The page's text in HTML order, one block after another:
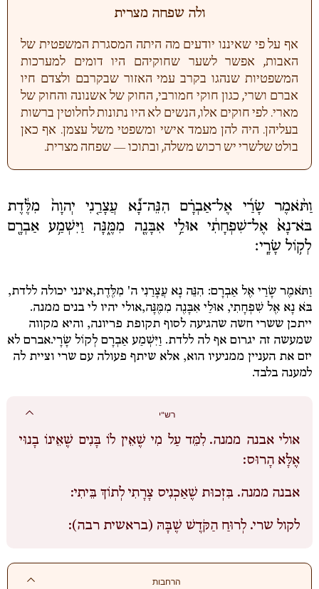
ולה שפחה מצרית
אף על פי שאיננו יודעים מה היתה המסגרת המשפטית של
האבות, אפשר לשער שחוקיהם היו דומים למערכות
המשפטיות שנהגו בקרב עמי האזור שבקרבם ולצדם חיו
אברם ושרי, כגון חוקי חמורבי, החוק של אשנונה והחוק של
מארי. לפי חוקים אלו, הנשים לא היו נתונות לחלוטין ברשות
בעליהן. היה להן מעמד אישי ומשפטי משל עצמן. אף כאן
בולט שלשרי יש רכוש משלה, ובתוכו — שפחה מצרית.
וַתֹּ֨אמֶר שָׂרַ֜י אֶל־אַבְרָ֗ם הִנֵּה־נָ֞א עֲצָרַ֤נִי יְהוָה֙ מִלֶּ֔דֶת
בֹּא־נָא֙ אֶל־שִׁפְחָתִ֔י אוּלַ֥י אִבָּנֶ֖ה מִמֶּ֑נָּה וַיִּשְׁמַ֥ע אַבְרָ֖ם
לְק֥וֹל שָׂרָֽי׃
וַתֹּאמֶר שָׂרַי אֶל אַבְרָם: הִנֵּה נָא עֲצָרַנִי ה' מִלֶּדֶת,אינני יכולה ללדת,
בֹּא נָא אֶל שִׁפְחָתִי, אוּלַי אִבָּנֶה מִמֶּנָּה,אולי יהיו לי בנים ממנה.
ייתכן ששרי חשה שהגיעה לסוף תקופת פריונה, והיא מקווה
שמעשה זה יגרום אף לה ללדת. וַיִּשְׁמַע אַבְרָם לְקוֹל שָׂרָי.אברם לא
יזם את העניין ממניעיו הוא, אלא שיתף פעולה עם שרי וציית לה
למענה בלבד.
רש"י
אולי אבנה ממנה. לִמֵּד עַל מִי שֶׁאֵין לוֹ בָּנִים שֶׁאֵינוֹ בָנוּי
אֶלָּא הָרוּס:
אבנה ממנה. בִּזְכוּת שֶׁאַכְנִיס צָרָתִי לְתוֹךְ בֵּיתִי:
לקול שרי. לְרוּחַ הַקֹּדֶשׁ שֶׁבָּהּ (בראשית רבה):
הרחבות